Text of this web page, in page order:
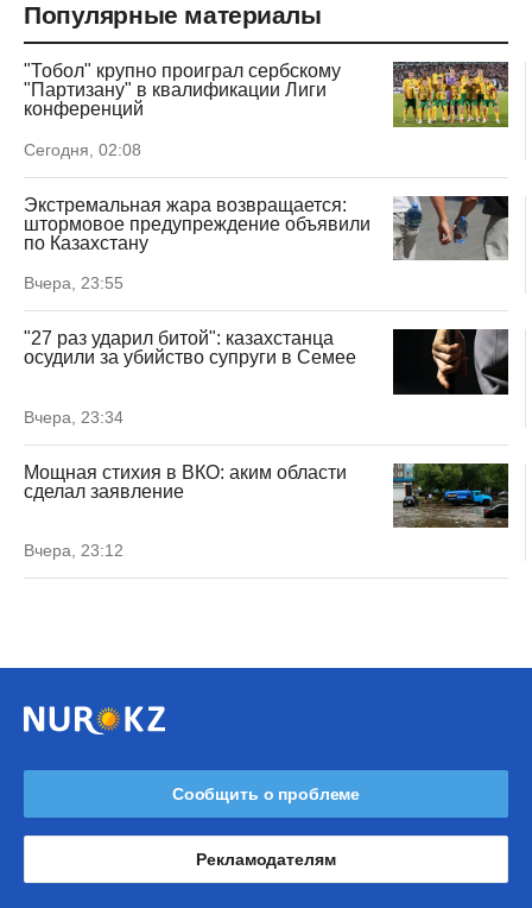
Популярные материалы
"Тобол" крупно проиграл сербскому
"Партизану" в квалификации Лиги
конференций
Сегодня, 02:08
Экстремальная жара возвращается:
штормовое предупреждение объявили
по Казахстану
Вчера, 23:55
"27 раз ударил битой": казахстанца
осудили за убийство супруги в Семее
Вчера, 23:34
Мощная стихия в ВКО: аким области
сделал заявление
Вчера, 23:12
Сообщить о проблеме
Рекламодателям